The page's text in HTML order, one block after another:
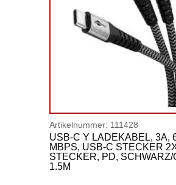
Artikelnummer: 111428
USB-C Y LADEKABEL, 3A,
MBPS, USB-C STECKER
STECKER, PD, SCHWARZ/
1.5M